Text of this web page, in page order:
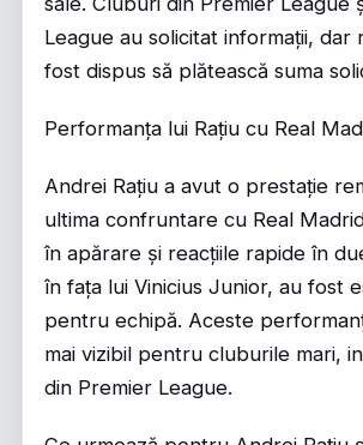
League au solicitat informații, dar
fost dispus să plătească suma
Performanța lui Rațiu cu Real
Andrei Rațiu a avut o prestație
ultima confruntare cu Real
în apărare și reacțiile rapide în
în fața lui Vinicius Junior, au fost
pentru echipă. Aceste
mai vizibil pentru cluburile mari,
din Premier League.